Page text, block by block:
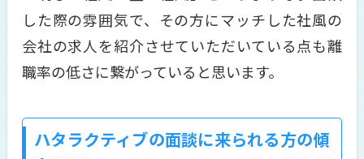
した際の雰囲気で、その方にマッチした社風の
会社の求人を紹介させていただいている点も離
職率の低さに繋がっていると思います。
ハタラクティブの面談に来られる方の傾